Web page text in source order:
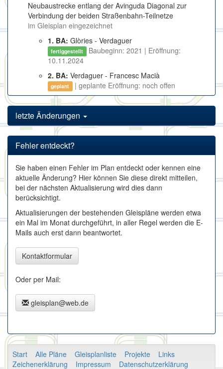
Neubaustrecke entlang der Avinguda Diagonal zur
Verbindung der beiden Straßenbahn-Teilnetze
im Gleisplan eingezeichnet
1. BA: Glòries - Verdaguer
fertiggestellt
Baubeginn: 2021 | Eröffnung:
10.11.2024
2. BA: Verdaguer - Francesc Macià
geplant | geplante Eröffnung: noch offen
letzte Änderungen
Fehler entdeckt?
Sie haben einen Fehler im Plan entdeckt oder kennen eine
aktuelle Änderung? Hier können Sie diese direkt mitteilen,
bei der nächsten Aktualisierung wird dies dann
berücksichtigt.
Aktualisierungen der bestehenden Gleispläne werden etwa
ein Mal im Monat durchgeführt, in aller Regel werden die E-
Mails auch erst dann beantwortet.
Kontaktformular
Oder per Mail:
gleisplan@web.de
Start Alle Pläne Gleisplanliste Projekte
Links
Zeichenerklärung
Impressum Datenschutzerklärung